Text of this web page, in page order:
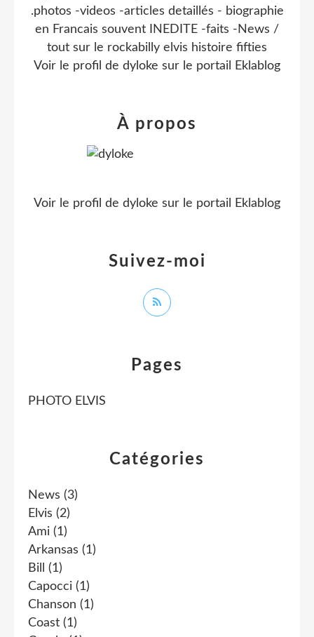
Catégories
News (3)
Elvis (2)
Ami (1)
Arkansas (1)
Bill
(1)
Capocci (1)
Chanson (1)
Coast (1)
Pages
PHOTO ELVIS
.photos -videos -articles detaillés - biographie
en Francais souvent INEDITE -faits -News /
tout sur le rockabilly elvis histoire fifties
Voir le profil de dyloke sur le portail Eklablog
Suivez-moi
À propos
Voir le profil de dyloke sur le portail Eklablog